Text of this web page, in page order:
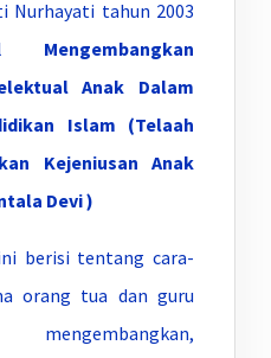
Nurhayati tahun 2003
Mengembangkan
Anak Dalam
Islam (Telaah
Kejeniusan Anak
Devi )
berisi tentang cara-
orang tua dan guru